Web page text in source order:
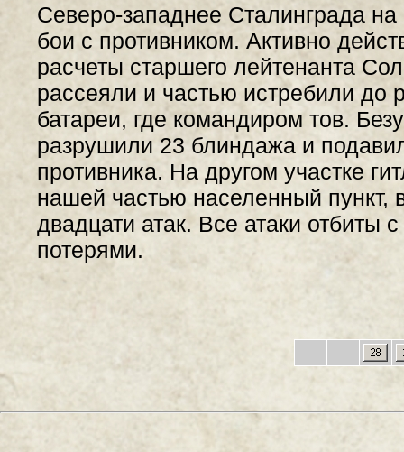
Северо-западнее Сталинграда
бои с противником. Активно
расчеты старшего лейтенанта
рассеяли и частью истребили до
батареи, где командиром тов.
разрушили 23 блиндажа и
противника. На другом участке
нашей частью населенный пункт,
двадцати атак. Все атаки отбиты
потерями.